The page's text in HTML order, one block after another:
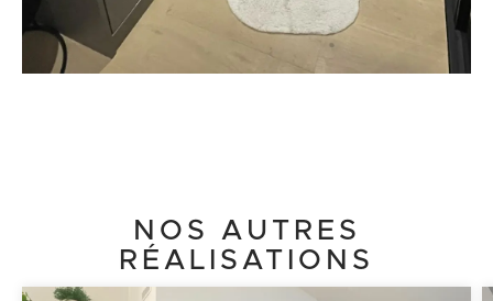
NOS AUTRES
RÉALISATIONS